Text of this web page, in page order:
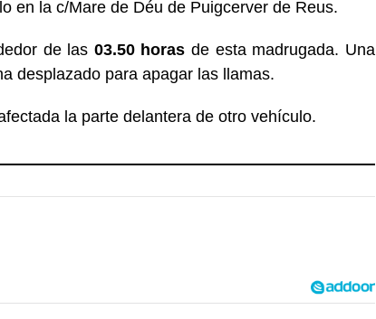
en la c/Mare de Déu de Puigcerver de Reus.
de las 03.50 horas de esta madrugada. Una
desplazado para apagar las llamas.
la parte delantera de otro vehículo.